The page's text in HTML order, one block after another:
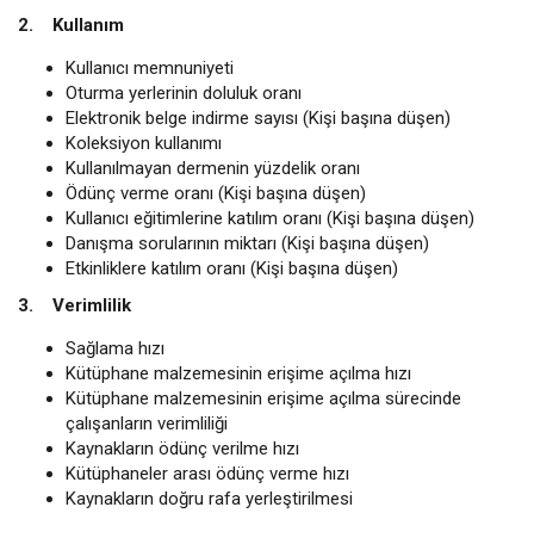
2. Kullanım
Kullanıcı memnuniyeti
Oturma yerlerinin doluluk oranı
Elektronik belge indirme sayısı (Kişi başına düşen)
Koleksiyon kullanımı
Kullanılmayan dermenin yüzdelik oranı
Ödünç verme oranı (Kişi başına düşen)
Kullanıcı eğitimlerine katılım oranı (Kişi başına düşen)
Danışma sorularının miktarı (Kişi başına düşen)
Etkinliklere katılım oranı (Kişi başına düşen)
3. Verimlilik
Sağlama hızı
Kütüphane malzemesinin erişime açılma hızı
Kütüphane malzemesinin erişime açılma sürecinde
çalışanların verimliliği
Kaynakların ödünç verilme hızı
Kütüphaneler arası ödünç verme hızı
Kaynakların doğru rafa yerleştirilmesi